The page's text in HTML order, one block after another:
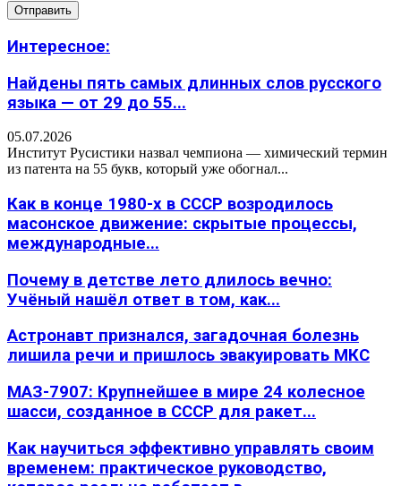
Интересное:
Найдены пять самых длинных слов русского
языка — от 29 до 55...
05.07.2026
Институт Русистики назвал чемпиона — химический термин
из патента на 55 букв, который уже обогнал...
Как в конце 1980-х в СССР возродилось
масонское движение: скрытые процессы,
международные...
Почему в детстве лето длилось вечно:
Учёный нашёл ответ в том, как...
Астронавт признался, загадочная болезнь
лишила речи и пришлось эвакуировать МКС
МАЗ-7907: Крупнейшее в мире 24 колесное
шасси, созданное в СССР для ракет...
Как научиться эффективно управлять своим
временем: практическое руководство,